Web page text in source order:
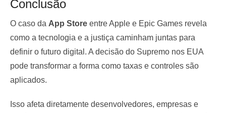
Conclusão
O caso da App Store entre Apple e Epic Games revela
como a tecnologia e a justiça caminham juntas para
definir o futuro digital. A decisão do Supremo nos EUA
pode transformar a forma como taxas e controles são
aplicados.
Isso afeta diretamente desenvolvedores, empresas e